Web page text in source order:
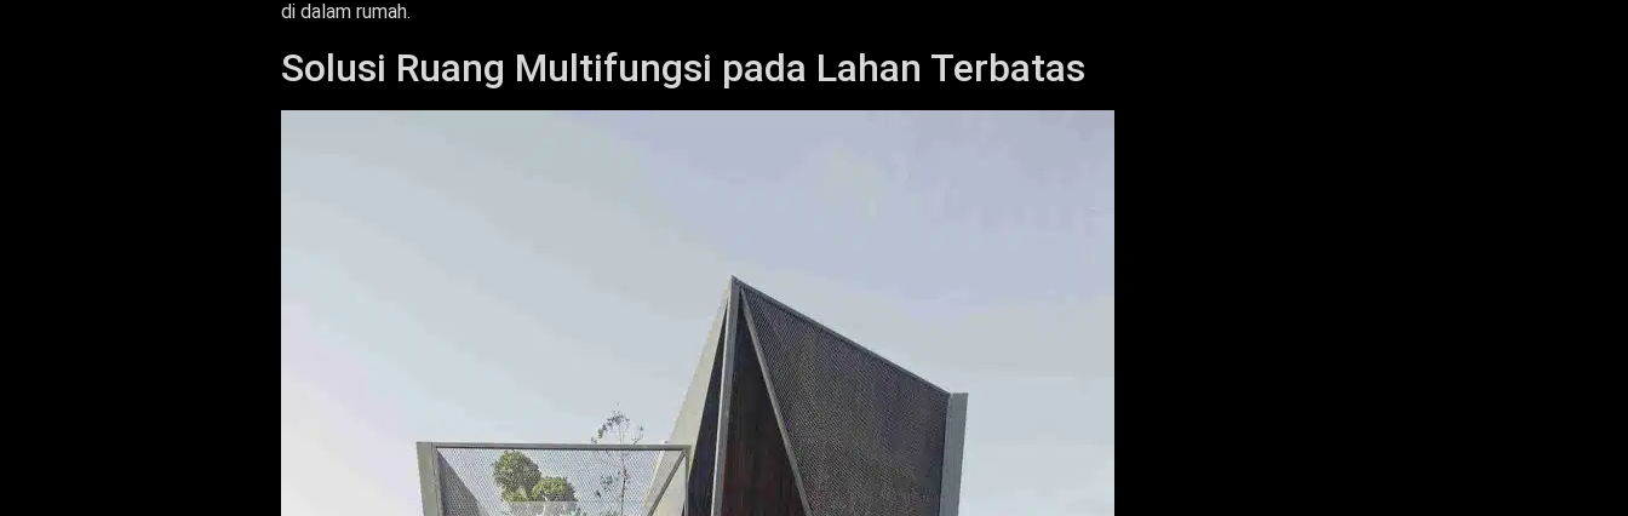
di dalam rumah.
Solusi Ruang Multifungsi pada Lahan Terbatas